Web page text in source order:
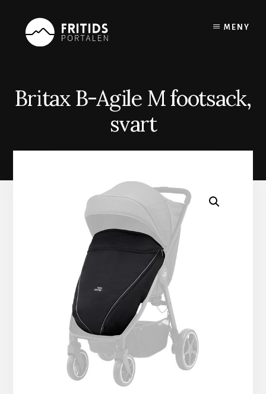
content
MENY
Britax B-Agile M footsack,
svart